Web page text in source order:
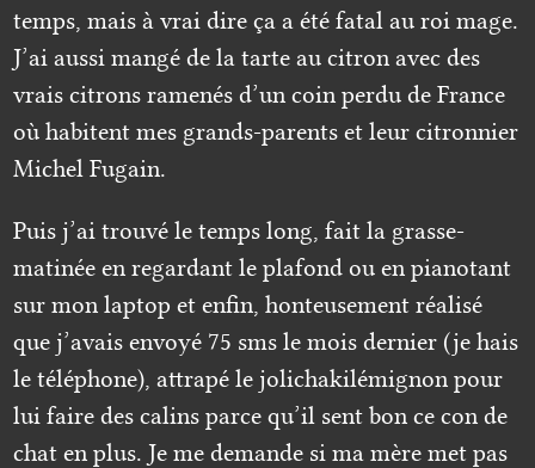
temps, mais à vrai dire ça a été fatal au roi mage.
J’ai aussi mangé de la tarte au citron avec des
vrais citrons ramenés d’un coin perdu de France
où habitent mes grands-parents et leur citronnier
Michel Fugain.
Puis j’ai trouvé le temps long, fait la grasse-
matinée en regardant le plafond ou en pianotant
sur mon laptop et enfin, honteusement réalisé
que j’avais envoyé 75 sms le mois dernier (je hais
le téléphone), attrapé le jolichakilémignon pour
lui faire des calins parce qu’il sent bon ce con de
chat en plus. Je me demande si ma mère met pas